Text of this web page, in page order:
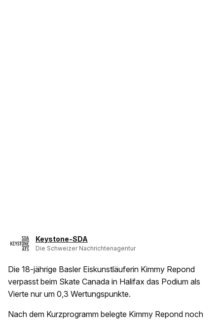
Keystone-SDA
Die Schweizer Nachrichtenagentur
Die 18-jährige Basler Eiskunstläuferin Kimmy Repond
verpasst beim Skate Canada in Halifax das Podium als
Vierte nur um 0,3 Wertungspunkte.
Nach dem Kurzprogramm belegte Kimmy Repond noch